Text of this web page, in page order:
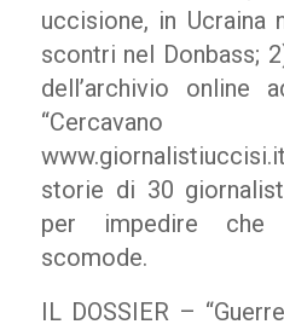
uccisione, in Ucraina
scontri nel Donbass;
dell’archivio online
storie di 30
per impedire che
scomode.
IL DOSSIER –